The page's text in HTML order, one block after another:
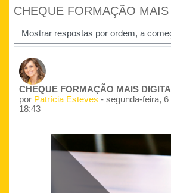
CHEQUE FORMAÇÃO
CHEQUE FORMAÇÃO MAIS
por Patrícia Esteves - segunda-feira,
18:43
Número de respostas: 0